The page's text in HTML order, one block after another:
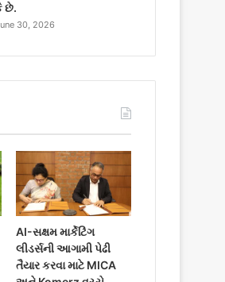
છે.
30, 2026
AI-સક્ષમ માર્કેટિંગ
લીડર્સની આગામી પેઢી
તૈયાર કરવા માટે MICA